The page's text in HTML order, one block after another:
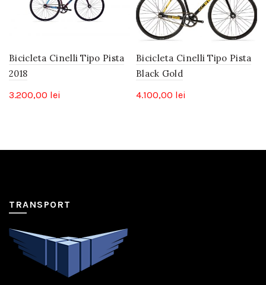
Bicicleta Cinelli Tipo Pista
2018
3.200,00 lei
Bicicleta Cinelli Tipo Pista
Black Gold
4.100,00 lei
TRANSPORT